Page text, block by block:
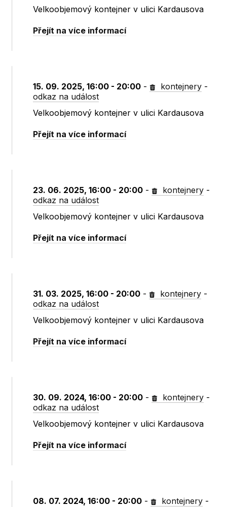
Velkoobjemový kontejner v ulici Kardausova
Přejít na více informací
15. 09. 2025, 16:00 - 20:00 - kontejnery -
odkaz na událost
Velkoobjemový kontejner v ulici Kardausova
Přejít na více informací
23. 06. 2025, 16:00 - 20:00 - kontejnery -
odkaz na událost
Velkoobjemový kontejner v ulici Kardausova
Přejít na více informací
31. 03. 2025, 16:00 - 20:00 - kontejnery -
odkaz na událost
Velkoobjemový kontejner v ulici Kardausova
Přejít na více informací
30. 09. 2024, 16:00 - 20:00 - kontejnery -
odkaz na událost
Velkoobjemový kontejner v ulici Kardausova
Přejít na více informací
08. 07. 2024, 16:00 - 20:00 - kontejnery -